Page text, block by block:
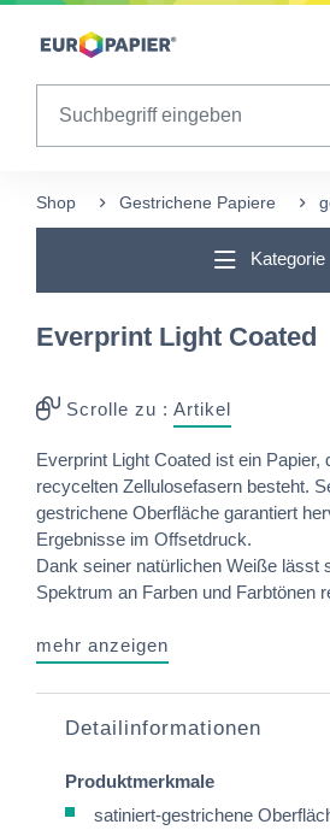
Table Of Content
Diese Produkte könnten Sie auch
Shop Gestrichene Papiere
Kategorie
Everprint Light Coated
Scrolle zu : Artikel
Everprint Light Coated ist ein Papier,
recycelten Zellulosefasern besteht.
gestrichene Oberfläche garantiert
Ergebnisse im Offsetdruck.
Dank seiner natürlichen Weiße lässt
Spektrum an Farben und Farbtönen
mehr anzeigen
Detailinformationen
Produktmerkmale
satiniert-gestrichene